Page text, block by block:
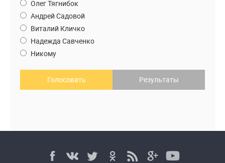
Олег Тягнибок
Андрей Садовой
Виталий Кличко
Надежда Савченко
Никому
Голосовать Результаты